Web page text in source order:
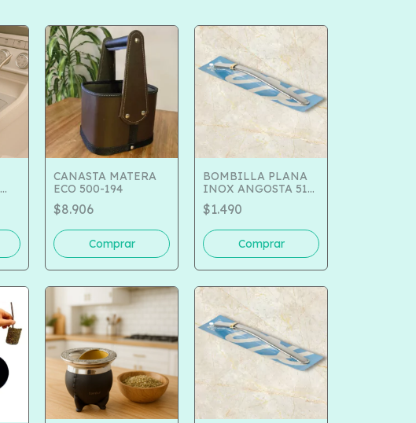
CANASTA MATERA
ECO 500-194
$8.906
BOMBILLA PLANA
INOX ANGOSTA 516-
2203
$1.490